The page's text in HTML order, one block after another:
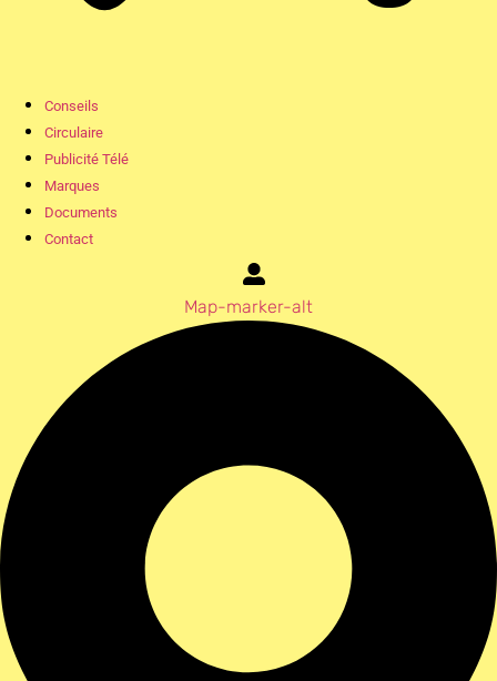
Conseils
Circulaire
Publicité Télé
Marques
Documents
Contact
Map-marker-alt